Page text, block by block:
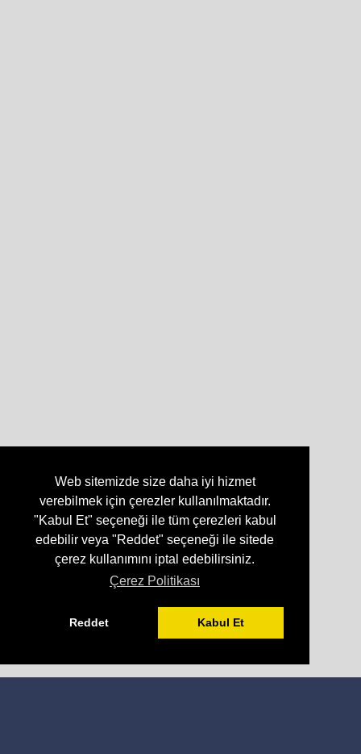
Web sitemizde size daha iyi hizmet
verebilmek için çerezler kullanılmaktadır.
"Kabul Et" seçeneği ile tüm çerezleri kabul
edebilir veya "Reddet" seçeneği ile sitede
çerez kullanımını iptal edebilirsiniz.
Çerez Politikası
Reddet Kabul Et